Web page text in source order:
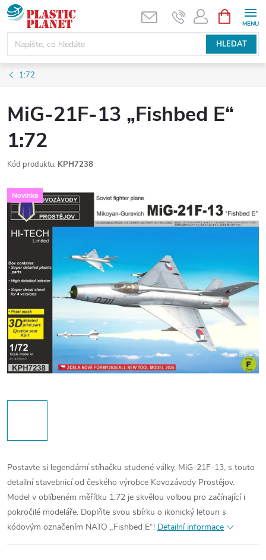
Přejít
na
obsah
HLEDAT
NÁKUPNÍ
KOŠÍK
1:72
MiG-21F-13 „Fishbed E“
1:72
Kód produktu: KPH7238
Novinka
Postavte si legendární stíhačku studené války, MiG-21F-13, s touto
detailní stavebnicí od českého výrobce Kovozávody Prostějov.
Model v oblíbeném měřítku 1:72 je skvělou volbou pro začínající i
pokročilé modeláře. Doplňte svou sbírku o ikonický letoun s
kódovým označením NATO „Fishbed E“! Detailní informace